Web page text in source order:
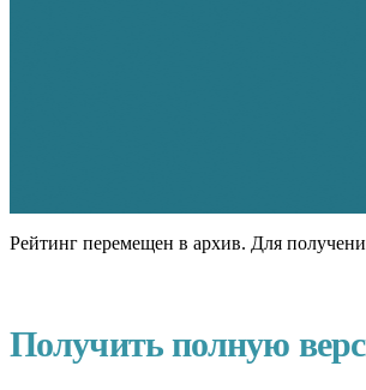
Рейтинг перемещен в архив. Для
Получить полную